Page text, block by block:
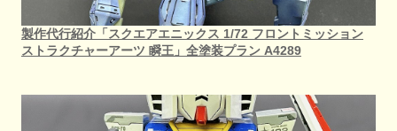
製作代行紹介「スクエアエニックス 1/72 フロントミッション
ストラクチャーアーツ 瞬王」全塗装プラン A4289